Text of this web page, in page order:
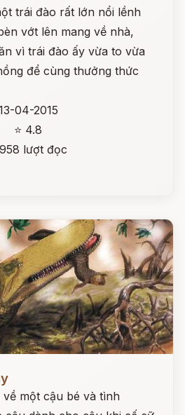
trái đào rất lớn nổi lềnh
vớt lên mang về nhà,
vì trái đào ấy vừa to vừa
để cùng thưởng thức
04-2015
⭐ 4.8
lượt đọc
một cậu bé và tình